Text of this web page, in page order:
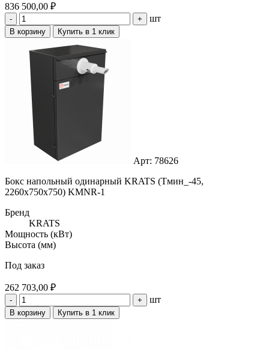
836 500,00 ₽
- + шт
В корзину Купить в 1 клик
Арт: 78626
Бокс напольный одинарный KRATS (Тмин_-45,
2260x750x750) KMNR-1
Бренд
KRATS
Мощность (кВт)
Высота (мм)
Под заказ
262 703,00 ₽
- + шт
В корзину Купить в 1 клик